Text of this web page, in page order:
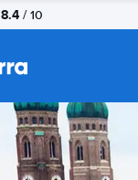
8.4 / 10